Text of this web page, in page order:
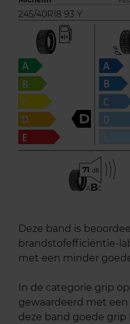
245/40R18 93 Y
D
71
ABC
Deze band is
brandstofefficiëntie-
met een minder
In de categorie grip
gewaardeerd met
deze band goede